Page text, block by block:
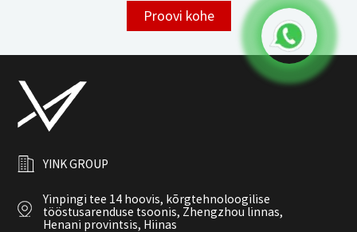
Proovi kohe
YINK GROUP
Yinpingi tee 14 hoovis, kõrgtehnoloogilise
tööstusarenduse tsoonis, Zhengzhou linnas,
Henani provintsis, Hiinas